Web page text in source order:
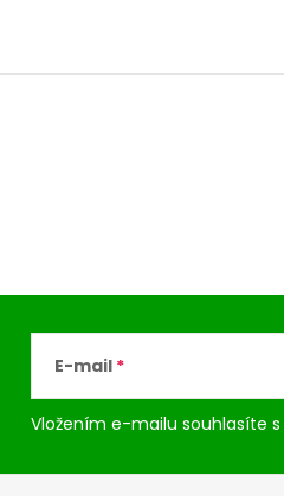
E-mail
Vložením e-mailu souhlasíte s